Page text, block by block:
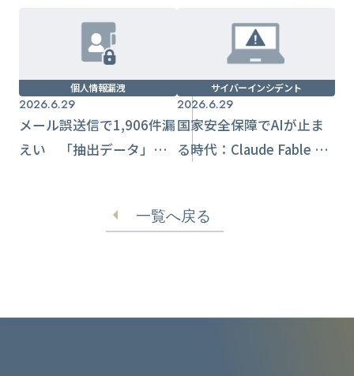
個人情報漏洩
2026.6.29
メール誤送信で1,906件漏
えい 「抽出データ」の
サイバーインシデント
2026.6.29
国家安全保障でAIが止ま
る時代：Claude Fable 5
一覧へ戻る